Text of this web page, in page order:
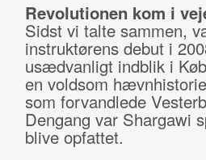
Revolutionen kom i
Sidst vi talte sammen,
instruktørens debut i
usædvanligt indblik i
en voldsom
som forvandlede
Dengang var Shargawi
blive opfattet.